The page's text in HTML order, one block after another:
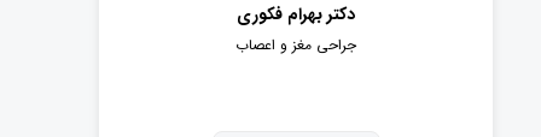
دکتر بهرام فکوری
جراحی مغز و اعصاب